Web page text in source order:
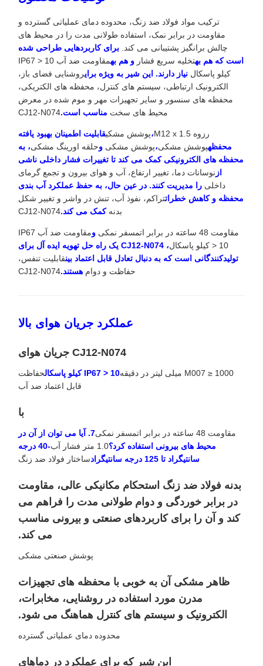
ترکیب مواد فولاد ضد زنگ، محدوده دمای عملیاتی گسترده و
مقاومت در برابر نمک، استفاده طولانی مدت را در محیط های
چالش برانگیز پشتیبانی می کند.
برای کاربردهایی طراحی شده
است که هم بهتخلیه سریع فشار و هم به
مقاومت ضد آب IP67 > 10
کیلو پاسکال نیاز دارند. این شیر به ویژه برایروشنایی فضای باز،
الکترونیک ارتباطی، سیستم های کنترل، محفظه های الکتریکی،
محفظه های سنسور و سایر تجهیزات مهر و موم شده در معرض
محیط های سخت مناسب است.CJ12-N074
رزوه M12 x 1.5 ،پوشش مشکیقابلیت اطمینان بهبود یافته
محفظهپوشش مشکی،پوشش مشکی وحلقه اورینگ مشکی، به
محفظه های الکترونیکی کمک می کند تا تغییرات فشار داخلی ناشی
از نوسانات دما، تغییر ارتفاع، آب و هوای بیرون و تجمع گرمای
داخلی را مدیریت کنند. در عین حال، به حفظ عملکرد آب بندی
محفظه و کاهش خطراتتراکم، نفوذ آب، تنش در واشر و تغییر شکل
بدنه کمک می کند.CJ12-N074
مقاومت 48 ساعته در برابر اتمسفر نمکی و
مقاومت ضد آب IP67
> 10 کیلو پاسکال
، CJ12-N074 یک راه حل تهویه ایده آل برای
تولیدکنندگانی است که به دنبال تعادل قابل اعتماد بینقابلیت تنفس،
حفاظت و دوام هستند.CJ12-N074
عملکرد جریان هوای بالا
CJ12-N074 جریان هوای
M007 ≥ 1000 میلی لیتر در دقیقه IP67 > 10 کیلو پاسکال
حفاظت
قابل اعتماد ضد آب
با
مقاومت 48 ساعته در برابر اتمسفر نمکی
7. آیا می توان از آن در
محیط های بیرونی استفاده کرد؟1.0 متر فشار آب
-40 درجه
سانتیگراد تا 125 درجه سانتیگراد
ساختار فولاد ضد زنگ
بدنه فولاد ضد زنگ استحکام مکانیکی عالی، مقاومت
در برابر خوردگی و دوام طولانی مدت را فراهم می
کند و آن را برای کاربردهای صنعتی و بیرونی مناسب
می کند.
پوشش صنعتی مشکی
ظاهر مشکی آن به خوبی با محفظه های تجهیزات
مدرن مورد استفاده در روشنایی، مخابرات،
الکترونیک و سیستم های کنترل هماهنگ می شود.
محدوده دمای عملیاتی گسترده
این شیر که برای عملکرد در دماهای